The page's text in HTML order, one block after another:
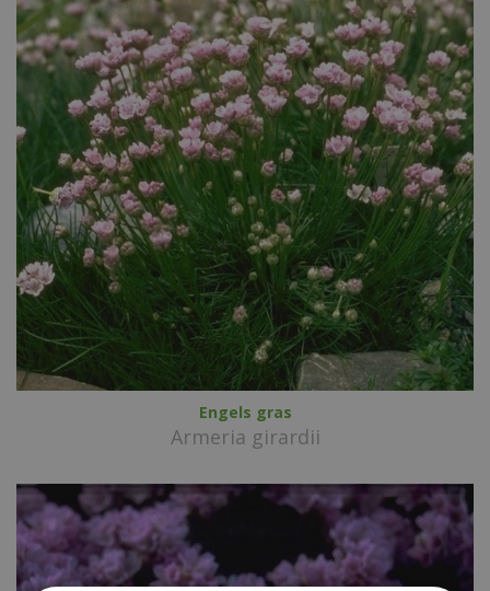
Engels gras
Armeria girardii